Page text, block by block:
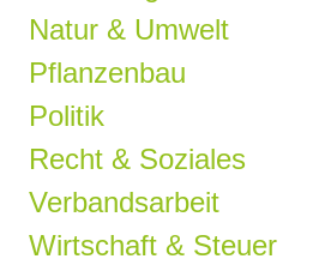
Natur & Umwelt
Pflanzenbau
Politik
Recht & Soziales
Verbandsarbeit
Wirtschaft & Steuer